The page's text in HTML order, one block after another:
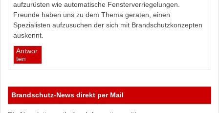
aufzurüsten wie automatische Fensterverriegelungen.
Freunde haben uns zu dem Thema geraten, einen
Spezialisten aufzusuchen der sich mit Brandschutzkonzepten
auskennt.
Antwor
ten
Brandschutz-News direkt per Mail